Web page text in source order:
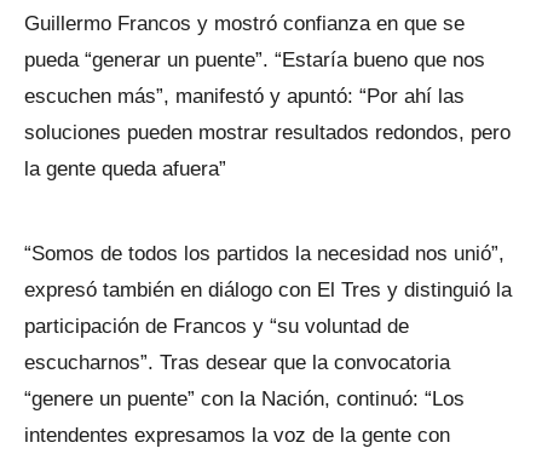
Guillermo Francos y mostró confianza en que se
pueda “generar un puente”. “Estaría bueno que nos
escuchen más”, manifestó y apuntó: “Por ahí las
soluciones pueden mostrar resultados redondos, pero
la gente queda afuera”
“Somos de todos los partidos la necesidad nos unió”,
expresó también en diálogo con El Tres y distinguió la
participación de Francos y “su voluntad de
escucharnos”. Tras desear que la convocatoria
“genere un puente” con la Nación, continuó: “Los
intendentes expresamos la voz de la gente con